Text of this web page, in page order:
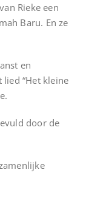
Rieke een
Baru. En ze
en
lied “Het kleine
door de